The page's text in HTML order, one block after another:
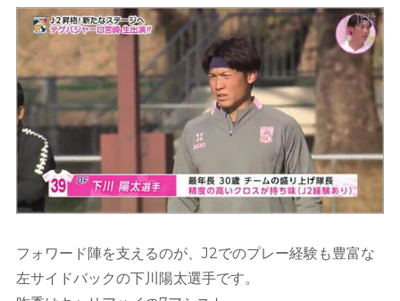
フォワード陣を支えるのが、J2でのプレー経験も豊富な
左サイドバックの下川陽太選手です。